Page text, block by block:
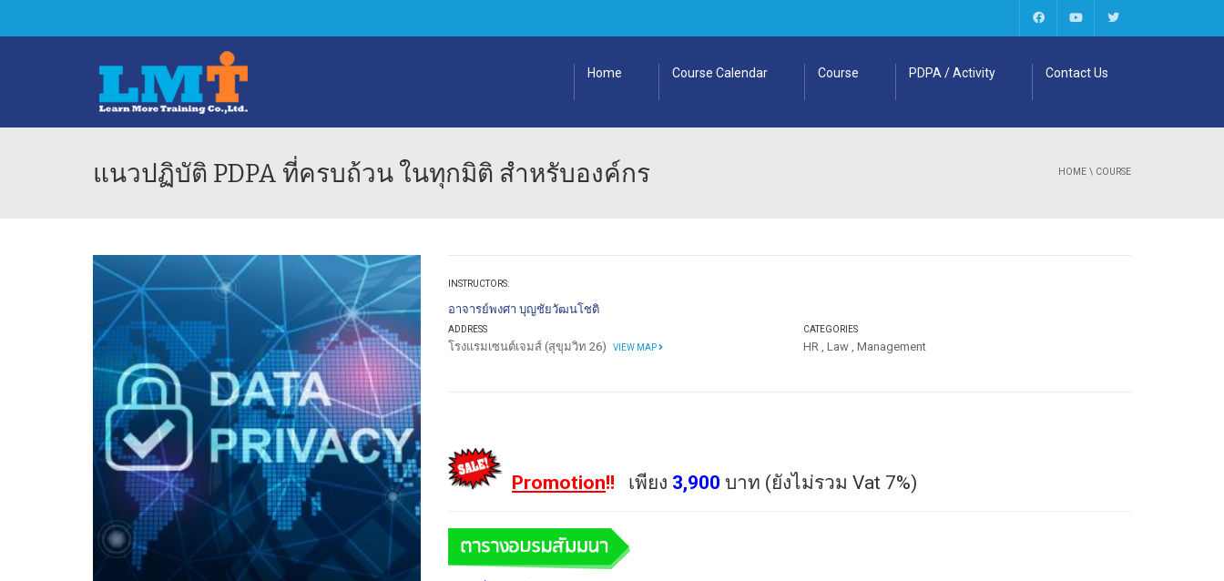
Home Course Calendar Course PDPA / Activity Contact Us
แนวปฏิบัติ PDPA ที่ครบถ้วน ในทุกมิติ สำหรับองค์กร HOME \ COURSE
INSTRUCTORS:
อาจารย์พงศา บุญชัยวัฒนโชติ
ADDRESS
โรงแรมเซนต์เจมส์ (สุขุมวิท 26) VIEW MAP
CATEGORIES
HR , Law , Management
Promotion!! เพียง 3,900 บาท (ยังไม่รวม Vat 7%)